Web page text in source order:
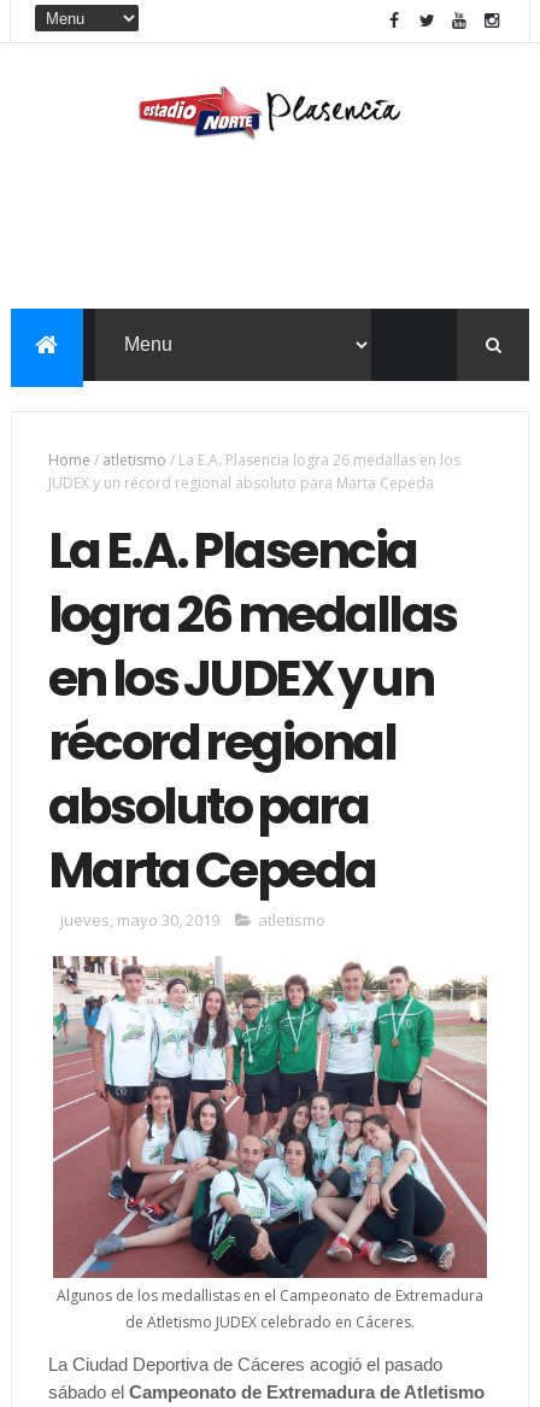
Home / atletismo / La E.A. Plasencia logra 26 medallas en los
JUDEX y un récord regional absoluto para Marta Cepeda
La E.A. Plasencia
logra 26 medallas
en los JUDEX y un
récord regional
absoluto para
Marta Cepeda
jueves, mayo 30, 2019 atletismo
Algunos de los medallistas en el Campeonato de Extremadura
de Atletismo JUDEX celebrado en Cáceres.
La Ciudad Deportiva de Cáceres acogió el pasado
sábado el Campeonato de Extremadura de Atletismo